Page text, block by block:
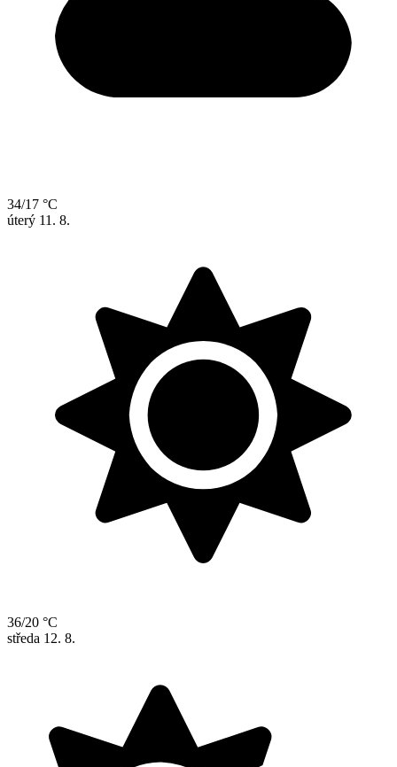
34/17 °C
úterý 11. 8.
36/20 °C
středa 12. 8.